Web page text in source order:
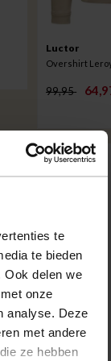
te
te bieden
Ook delen we
onze
analyse. Deze
met andere
ze hebben
Luctor
99,95
Tommy
suède
en
elke stap.
trendy